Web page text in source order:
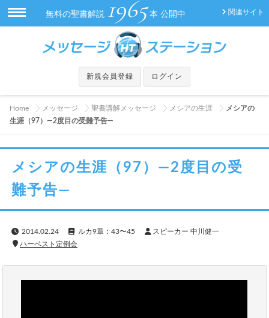
関連サイト
無料の聖書解説 1965 本 公開中
新規会員登録 ログイン
Home メッセージ 聖書講解メッセージ メシアの生涯
メシアの
生涯（97）—2度目の受難予告—
メシアの生涯（97）—2度目の受
難予告—
2014.02.24 ルカ9章：43〜45
スピーカー 中川健一
ハーベスト定例会